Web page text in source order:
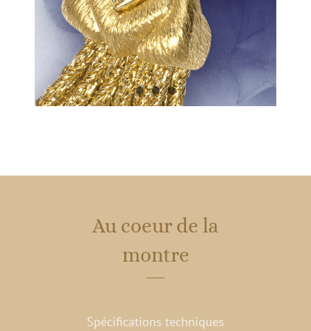
Au coeur de la
montre
Spécifications techniques